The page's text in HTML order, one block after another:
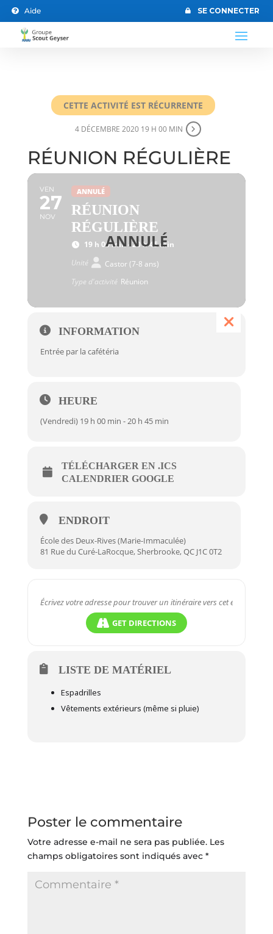
 Aide  SE CONNECTER
CETTE ACTIVITÉ EST RÉCURRENTE
4 DÉCEMBRE 2020 19 H 00 MIN
RÉUNION RÉGULIÈRE
VEN
27
NOV
ANNULÉ
RÉUNION
RÉGULIÈRE
19 h 00 min - 20 h 45 min
Unité
Castor (7-8 ans)
Type d'activité Réunion
INFORMATION
Entrée par la cafétéria
HEURE
(Vendredi) 19 h 00 min - 20 h 45 min
TÉLÉCHARGER EN .ICS
CALENDRIER GOOGLE
ENDROIT
École des Deux-Rives (Marie-Immaculée)
81 Rue du Curé-LaRocque, Sherbrooke, QC J1C 0T2
GET DIRECTIONS
LISTE DE MATÉRIEL
Espadrilles
Vêtements extérieurs (même si pluie)
Poster le commentaire
Votre adresse e-mail ne sera pas publiée. Les
champs obligatoires sont indiqués avec *